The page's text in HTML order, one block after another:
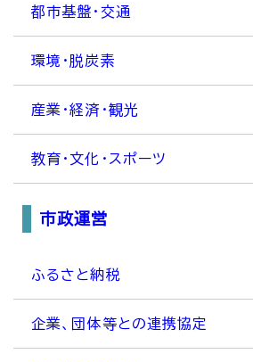
都市基盤・交通
環境・脱炭素
産業・経済・観光
教育・文化・スポーツ
市政運営
ふるさと納税
企業、団体等との連携協定